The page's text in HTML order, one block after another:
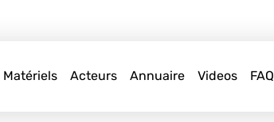
Matériels Acteurs Annuaire Videos FAQ